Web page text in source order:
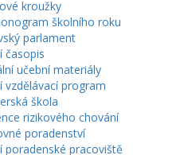
kroužky
školního roku
parlament
časopis
učební materiály
vzdělávací program
škola
rizikového chování
poradenství
poradenské pracoviště